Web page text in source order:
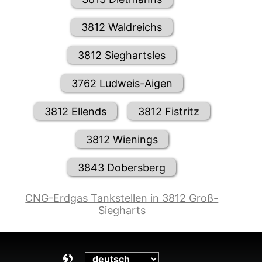
3812 Waldreichs
3812 Sieghartsles
3762 Ludweis-Aigen
3812 Ellends 3812 Fistritz
3812 Wienings
3843 Dobersberg
CNG-Erdgas Tankstellen in 3812 Groß-
Siegharts